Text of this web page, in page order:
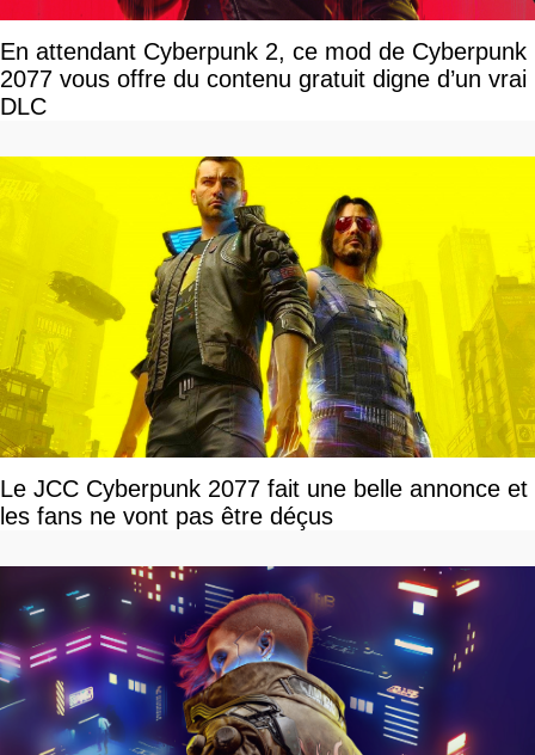
En attendant Cyberpunk 2, ce mod de Cyberpunk
2077 vous offre du contenu gratuit digne d’un vrai
DLC
Le JCC Cyberpunk 2077 fait une belle annonce et
les fans ne vont pas être déçus